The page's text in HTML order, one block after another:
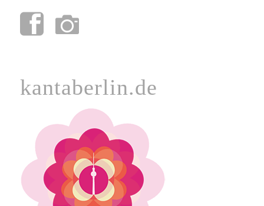
kantaberlin.de